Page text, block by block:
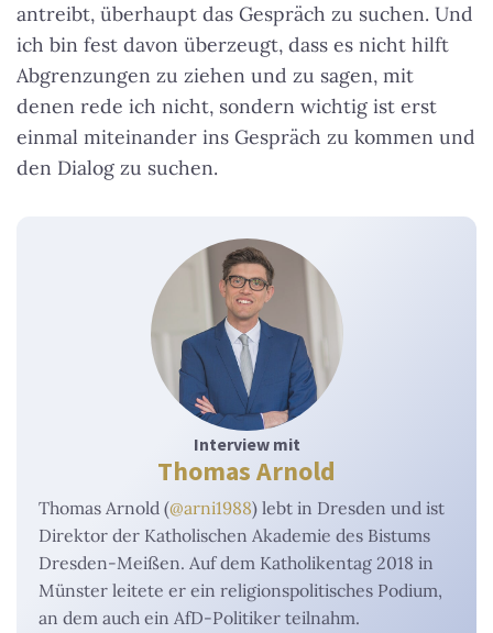
antreibt, überhaupt das Gespräch zu suchen. Und
ich bin fest davon überzeugt, dass es nicht hilft
Abgrenzungen zu ziehen und zu sagen, mit
denen rede ich nicht, sondern wichtig ist erst
einmal miteinander ins Gespräch zu kommen und
den Dialog zu suchen.
Interview mit
Thomas Arnold
Thomas Arnold (@arni1988) lebt in Dresden und ist
Direktor der Katholischen Akademie des Bistums
Dresden-Meißen. Auf dem Katholikentag 2018 in
Münster leitete er ein religionspolitisches Podium,
an dem auch ein AfD-Politiker teilnahm.